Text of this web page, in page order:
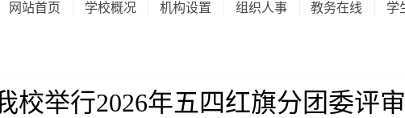
网站首页 学校概况 机构设置 组织人事 教务在线 学
校举行2026年五四红旗分团委评